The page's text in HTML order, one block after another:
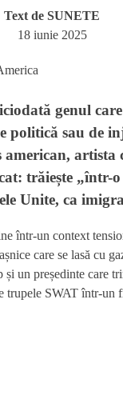
Text de SUNETE
18 iunie 2025
genul
politică sau de
american, artista
trăiește „într-
Unite, ca
într-un context
care se lasă cu
un președinte care
trupele SWAT într-un